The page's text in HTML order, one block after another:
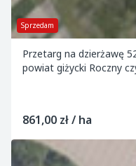
Sprzedam
Przetarg na dzierżawę
powiat giżycki Roczny
861,00 zł / ha